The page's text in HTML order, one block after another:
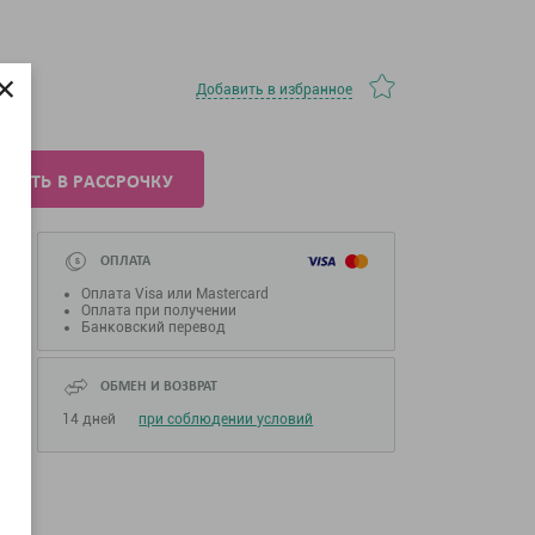
Добавить в избранное
В РАССРОЧКУ
ОПЛАТА
Оплата Visa или Mastercard
Оплата при получении
Банковский перевод
ОБМЕН И ВОЗВРАТ
14 дней при соблюдении условий